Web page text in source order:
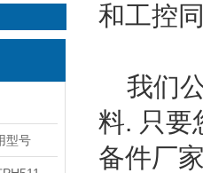
型号
和工控
我们公
料. 只要
备件厂